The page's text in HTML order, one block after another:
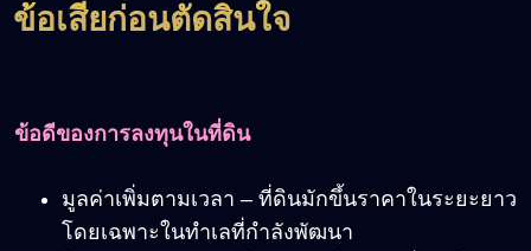
ข้อเสียก่อนตัดสินใจ
ข้อดีของการลงทุนในที่ดิน
มูลค่าเพิ่มตามเวลา – ที่ดินมักขึ้นราคาในระยะยาว
โดยเฉพาะในทำเลที่กำลังพัฒนา